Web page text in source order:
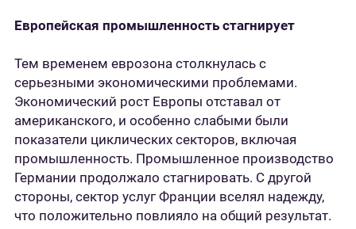
Европейская промышленность стагнирует
Тем временем еврозона столкнулась с
серьезными экономическими проблемами.
Экономический рост Европы отставал от
американского, и особенно слабыми были
показатели циклических секторов, включая
промышленность. Промышленное производство
Германии продолжало стагнировать. С другой
стороны, сектор услуг Франции вселял надежду,
что положительно повлияло на общий результат.